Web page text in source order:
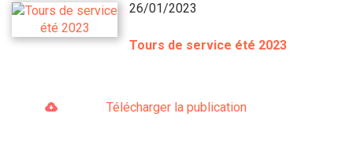
26/01/2023
Tours de service été 2023
Télécharger la publication